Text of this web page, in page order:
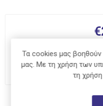
i
Τα cookies μας βοηθούν
μας. Με τη χρήση των
τη